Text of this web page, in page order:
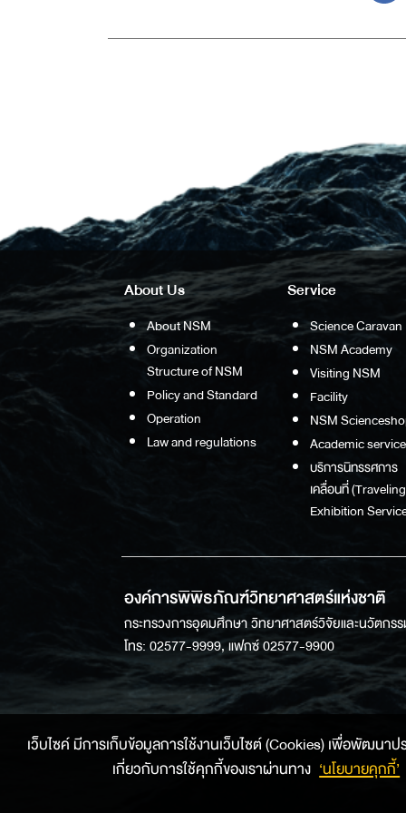
About Us
About NSM
Organization
Structure of NSM
Policy and Standard
Operation
Law and regulations
Service
Science Caravan
NSM Academy
Visiting NSM
Facility
NSM
Academic service
บริการนิทรรศการ
เคลื่อนที่ (Traveling
Exhibition
องค์การพิพิธภัณฑ์วิทยาศาสตร์แห่งชาติ
กระทรวงการอุดมศึกษา วิทยาศาสตร์วิจัยและนวัตก
โทร: 02577-9999, แฟกซ์ 02577-9900
เว็บไซค์ มีการเก็บข้อมูลการใช้งานเว็บไซต์ (Cookies) เพื่อพัฒน
เกี่ยวกับการใช้คุกกี้ของเราผ่านทาง ‘นโยบายคุกกี้’